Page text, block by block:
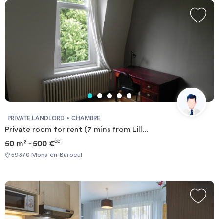
WC of a room to live with bed trundle, table, chairs, office and
shelf wall mounted TV and telephone socket
PRIVATE LANDLORD CHAMBRE
Private room for rent (7 mins from Lill...
50 m² - 500 €CC
59370 Mons-en-Baroeul